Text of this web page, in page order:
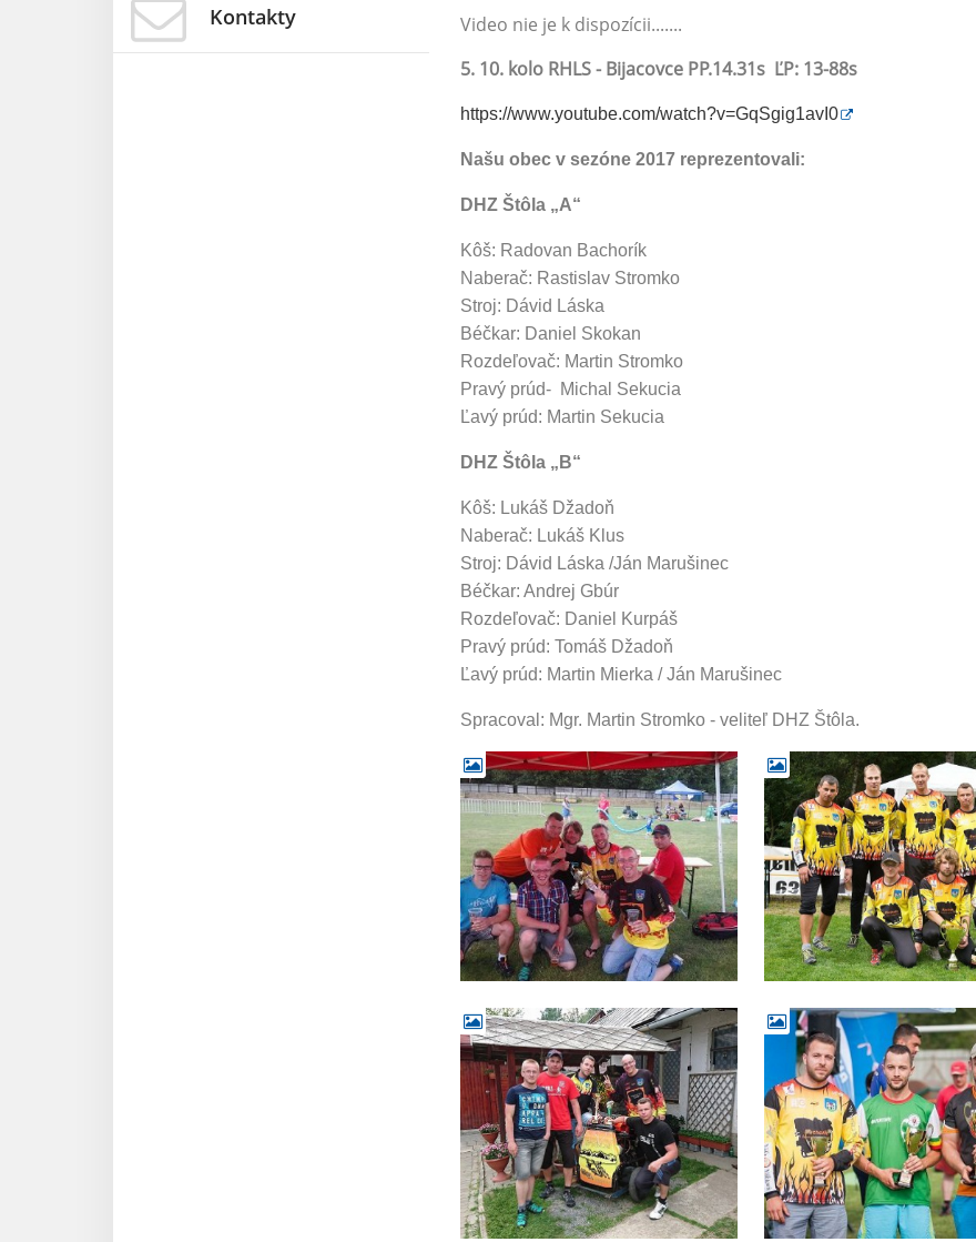
Kontakty
Video nie je k dispozícii.......
5. 10. kolo RHLS - Bijacovce PP.14.31s ĽP: 13-88s
https://www.youtube.com/watch?v=GqSgig1avI0
Našu obec v sezóne 2017 reprezentovali:
DHZ Štôla „A“
Kôš: Radovan Bachorík
Naberač: Rastislav Stromko
Stroj: Dávid Láska
Béčkar: Daniel Skokan
Rozdeľovač: Martin Stromko
Pravý prúd- Michal Sekucia
Ľavý prúd: Martin Sekucia
DHZ Štôla „B“
Kôš: Lukáš Džadoň
Naberač: Lukáš Klus
Stroj: Dávid Láska /Ján Marušinec
Béčkar: Andrej Gbúr
Rozdeľovač: Daniel Kurpáš
Pravý prúd: Tomáš Džadoň
Ľavý prúd: Martin Mierka / Ján Marušinec
Spracoval: Mgr. Martin Stromko - veliteľ DHZ Štôla.